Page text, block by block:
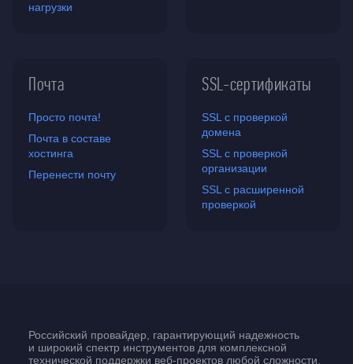
нагрузки
Почта
Просто почта!
Почта в составе
хостинга
Перенести почту
SSL-сертификаты
SSL с проверкой
домена
SSL с проверкой
организации
SSL с расширенной
проверкой
Российский провайдер, гарантирующий надежность
и широкий спектр инструментов для комплексной
технической поддержки веб-проектов любой сложности.